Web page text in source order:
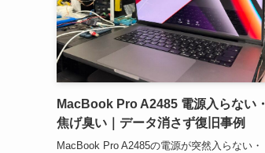
MacBook Pro A2485 電源入らない・
焦げ臭い｜データ消さず復旧事例
MacBook Pro A2485の電源が突然入らない・